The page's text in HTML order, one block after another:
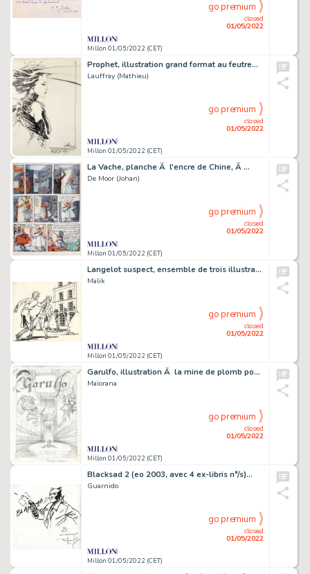
Millon 01/05/2022 (CET)
closed
01/05/2022
go premium
Prophet, illustration grand format au feutre…
Lauffray (Mathieu)
Millon 01/05/2022 (CET)
closed
01/05/2022
go premium
La Vache, planche Ã l'encre de Chine, Ã …
De Moor (Johan)
Millon 01/05/2022 (CET)
closed
01/05/2022
go premium
Langelot suspect, ensemble de trois illustrations…
Malik
Millon 01/05/2022 (CET)
closed
01/05/2022
go premium
Garulfo, illustration Ã la mine de plomb pour…
Maïorana
Millon 01/05/2022 (CET)
closed
01/05/2022
go premium
Blacksad 2 (eo 2003, avec 4 ex-libris n°/s)…
Guarnido
Millon 01/05/2022 (CET)
closed
01/05/2022
go premium